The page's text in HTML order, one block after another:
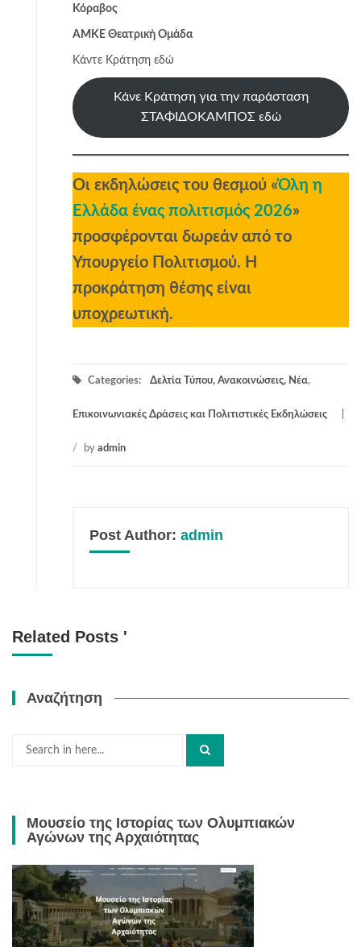
Κόραβος
ΑΜΚΕ Θεατρική Ομάδα
Κάντε Κράτηση εδώ
Κάνε Κράτηση για την παράσταση
ΣΤΑΦΙΔΟΚΑΜΠΟΣ εδώ
Οι εκδηλώσεις του θεσμού «Όλη η
Ελλάδα ένας πολιτισμός 2026»
προσφέρονται δωρεάν από το
Υπουργείο Πολιτισμού. Η
προκράτηση θέσης είναι
υποχρεωτική.
Categories: Δελτία Τύπου, Ανακοινώσεις, Νέα,
Επικοινωνιακές Δράσεις και Πολιτιστικές Εκδηλώσεις
/ by admin
Post Author: admin
Related Posts '
Αναζήτηση
Μουσείο της Ιστορίας των Ολυμπιακών
Αγώνων της Αρχαιότητας